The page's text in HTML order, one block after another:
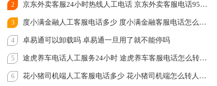
2 京东外卖客服24小时热线人工电话 京东外卖客服电话95172怎么转人工
3 度小满金融人工客服电话多少 度小满金融客服电话怎么转人工
4 卓易通可以卸载吗 卓易通一旦用了就不能停吗
5 途虎养车电话人工服务24小时 途虎养车客服电话怎么转人工
6 花小猪司机端人工客服电话多少 花小猪司机端怎么转人工客服